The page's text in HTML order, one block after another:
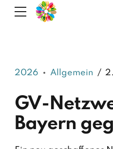
2026 Allgemein
GV-
Bayern